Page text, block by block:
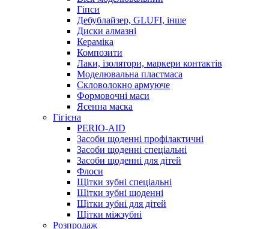
Гіпси
Дебублайзер, GLUFI, інше
Диски алмазні
Кераміка
Композити
Лаки, ізолятори, маркери контактів
Моделювальна пластмаса
Скловолокно армуюче
Формовочні маси
Ясенна маска
Гігієна
PERIO-AID
Засоби щоденні профілактичні
Засоби щоденні спеціальні
Засоби щоденні для дітей
Флоси
Щітки зубні спеціальні
Щітки зубні щоденні
Щітки зубні для дітей
Щітки міжзубні
Розпродаж